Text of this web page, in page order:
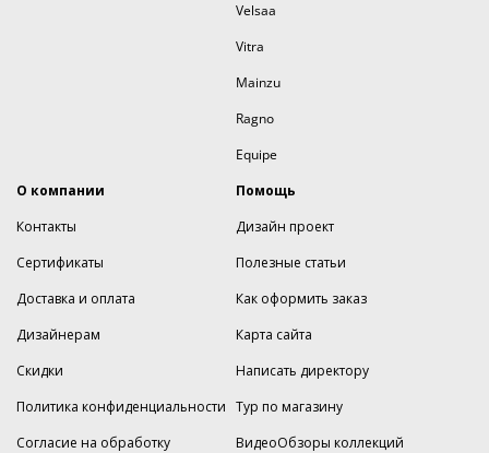
Velsaa
Vitra
Mainzu
Ragno
Equipe
О компании
Контакты
Сертификаты
Доставка и оплата
Дизайнерам
Скидки
Политика конфиденциальности
Согласие на обработку
Помощь
Дизайн проект
Полезные статьи
Как оформить заказ
Карта сайта
Написать директору
Тур по магазину
ВидеоОбзоры коллекций